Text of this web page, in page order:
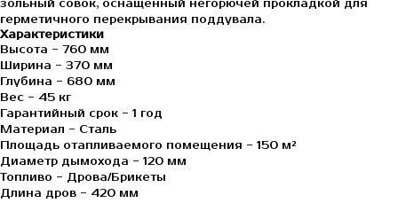
зольный совок, оснащенный негорючей прокладкой для
герметичного перекрывания поддувала.
Характеристики
Высота - 760 мм
Ширина - 370 мм
Глубина - 680 мм
Вес - 45 кг
Гарантийный срок - 1 год
Материал - Сталь
Площадь отапливаемого помещения - 150 м²
Диаметр дымохода - 120 мм
Топливо - Дрова/Брикеты
Длина дров - 420 мм